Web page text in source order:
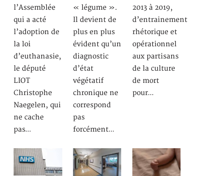
l’Assemblée
qui a acté
l’adoption de
la loi
d’euthanasie,
le député
LIOT
Christophe
Naegelen, qui
ne cache
pas…
« légume ».
Il devient de
plus en plus
évident qu’un
diagnostic
d’état
végétatif
chronique ne
correspond
pas
forcément…
2013 à 2019,
d’entrainement
rhétorique et
opérationnel
aux partisans
de la culture
de mort
pour…